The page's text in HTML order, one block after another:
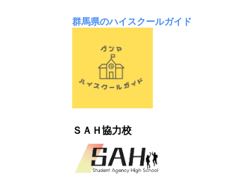
群馬県のハイスクールガイド
ＳＡＨ協力校